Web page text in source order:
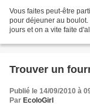
Vous faites peut-être
pour déjeuner au
jours et on a vite faite
Trouver un
Publié le 14/09/2010 à
Par EcoloGirl